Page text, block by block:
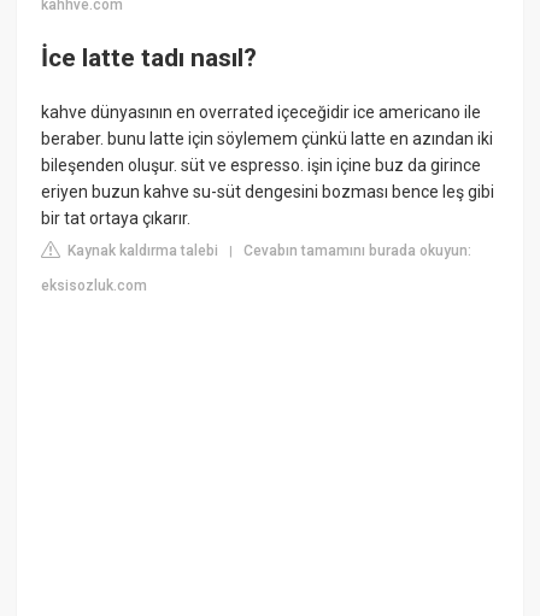
kahhve.com
İce latte tadı nasıl?
kahve dünyasının en overrated içeceğidir ice americano ile
beraber. bunu latte için söylemem çünkü latte en azından iki
bileşenden oluşur. süt ve espresso. işin içine buz da girince
eriyen buzun kahve su-süt dengesini bozması bence leş gibi
bir tat ortaya çıkarır.
Kaynak kaldırma talebi |Cevabın tamamını burada okuyun:
eksisozluk.com